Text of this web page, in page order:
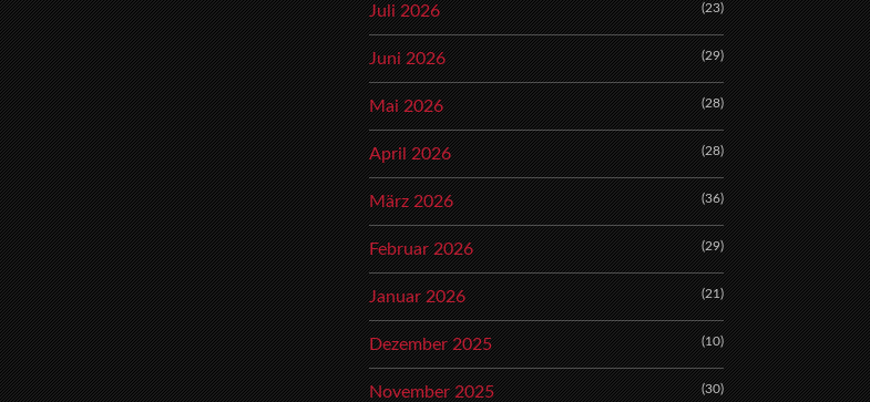
Juli 2026 (23)
Juni 2026 (29)
Mai 2026 (28)
April 2026 (28)
März 2026 (36)
Februar 2026 (29)
Januar 2026 (21)
Dezember 2025 (10)
November 2025 (30)